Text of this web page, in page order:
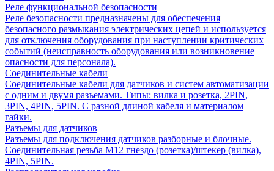
Реле функциональной безопасности
Реле безопасности предназначены для обеспечения
безопасного размыкания электрических цепей и используется
для отключения оборудования при наступлении критических
событий (неисправность оборудования или возникновение
опасности для персонала).
Соединительные кабели
Соединительные кабели для датчиков и систем автоматизации
с одним и двумя разъемами. Типы: вилка и розетка, 2PIN,
3PIN, 4PIN, 5PIN. С разной длиной кабеля и материалом
гайки.
Разъемы для датчиков
Разъемы для подключения датчиков разборные и блочные.
Соединительная резьба М12 гнездо (розетка)/штекер (вилка),
4PIN, 5PIN.